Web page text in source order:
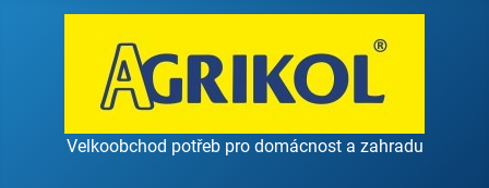
Velkoobchod potřeb pro domácnost a zahradu